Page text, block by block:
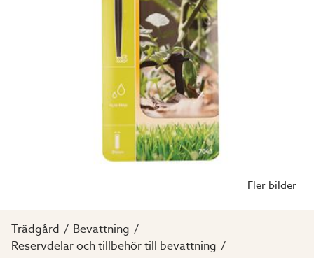
Fler bilder
Trädgård
Bevattning
Reservdelar och tillbehör till bevattning